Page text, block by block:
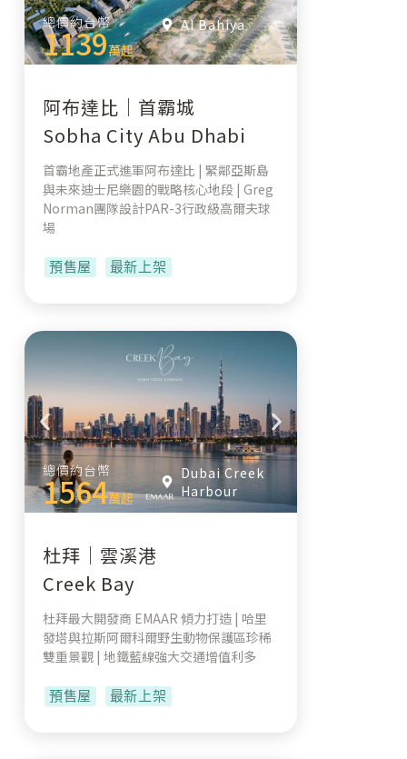
總價約台幣
1139萬起
Al Bahiya
阿布達比｜首霸城
Sobha City Abu Dhabi
首霸地產正式進軍阿布達比 | 緊鄰亞斯島
與未來迪士尼樂園的戰略核心地段 | Greg
Norman團隊設計PAR-3行政級高爾夫球
場
預售屋 最新上架
總價約台幣
1564萬起
Dubai Creek
Harbour
杜拜｜雲溪港
Creek Bay
杜拜最大開發商 EMAAR 傾力打造 | 哈里
發塔與拉斯阿爾科爾野生動物保護區珍稀
雙重景觀 | 地鐵藍線強大交通增值利多
預售屋 最新上架